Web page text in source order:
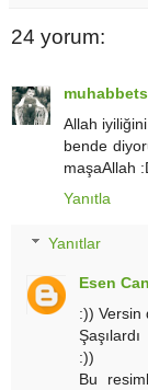
24 yorum:
Allah
bende
maşaAllah
Yanıtla
Yanıtlar
Esen Can
:)) Versin
:))
Bu